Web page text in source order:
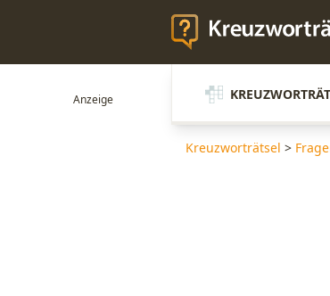
Kreuzworträtsel >